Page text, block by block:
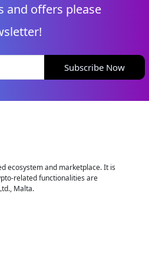
and offers please
Subscribe Now
ecosystem and marketplace. It is
related functionalities are
Malta.